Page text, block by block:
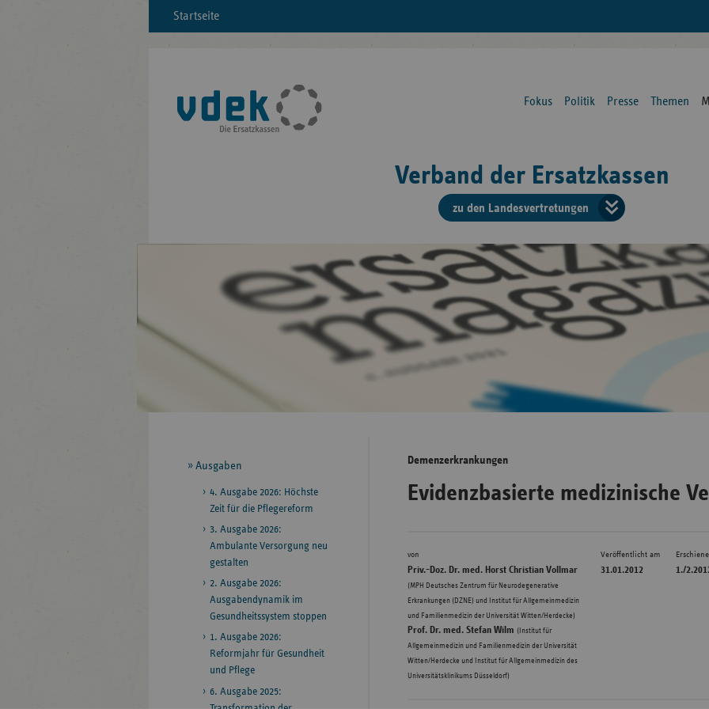
Startseite
Fokus Politik Presse Themen
Verband der Ersatzkassen
zu den Landesvertretungen
der
Hessen
Demenzerkrankungen
Evidenzbasierte medizinische
von
Priv.-Doz. Dr. med. Horst Christian Vollmar
(MPH Deutsches Zentrum für Neurodegenerative
Erkrankungen (DZNE) und Institut für Allgemeinmedizin
und Familienmedizin der Universität Witten/Herdecke)
Prof. Dr. med. Stefan Wilm (Institut für
Allgemeinmedizin und Familienmedizin der Universität
Witten/Herdecke und Institut für Allgemeinmedizin des
Universitätsklinikums Düsseldorf)
Veröffentlicht am
31.01.2012 1./
Seitennavigation
Ausgaben
4. Ausgabe 2026: Höchste
Zeit für die Pflegereform
3. Ausgabe 2026:
Ambulante Versorgung neu
gestalten
2. Ausgabe 2026:
Ausgabendynamik im
Gesundheitssystem stoppen
1. Ausgabe 2026:
Reformjahr für Gesundheit
und Pflege
6. Ausgabe 2025: